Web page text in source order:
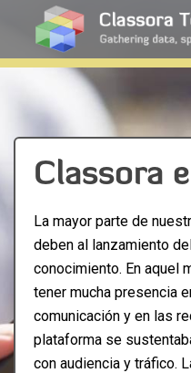
Classora
La mayor parte de
deben al lanzamiento
conocimiento. En aquel
tener mucha presencia
comunicación y en las
plataforma se
con audiencia y tráfico.